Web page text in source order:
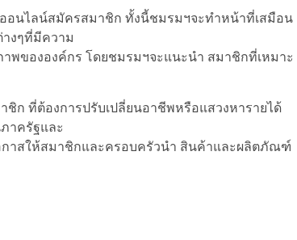
ออนไลน์สมัครสมาชิก ทั้งนี้ชมรมฯจะทำหน้าที่เสมือน
งๆที่มีความ
พขององค์กร โดยชมรมฯจะแนะนำ สมาชิกที่เหมาะ
ก ที่ต้องการปรับเปลี่ยนอาชีพหรือแสวงหารายได้
าครัฐและ
กาสให้สมาชิกและครอบครัวนำ สินค้าและผลิตภัณฑ์